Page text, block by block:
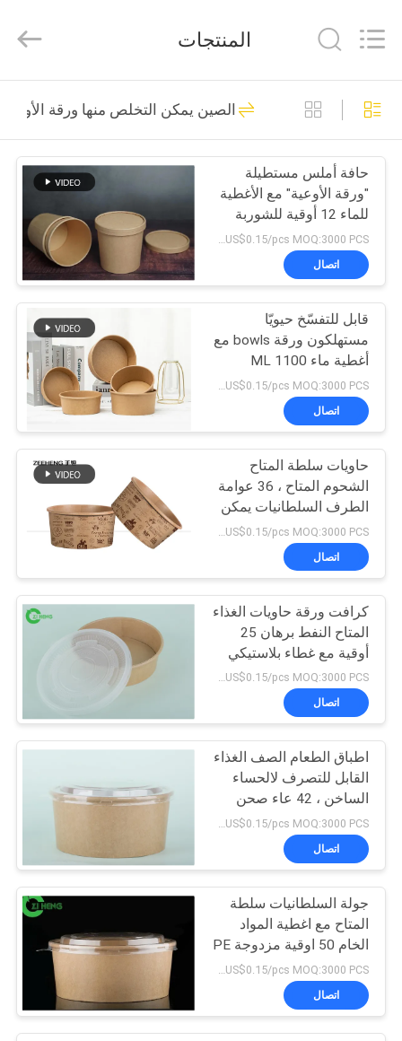
منزل،
بيت
منتجات
معلومات
جولة
في
المعمل
مراقبة
الجودة
اتصل
أخبار
اطلب
اقتباس
خريطة
الموقع
سياسة
الخصوصية
Protection
Technology
All
Reserved.
ورق الكرافت
السلطانيات
133
وعاء ورقي مستطيل
10
أكواب الصوص الورقية
50
أوعية ورقية ذات طلاء
أحمر أسود
24
ورقة الألومنيوم احباط
ورقة
13
المنتجات
الصين يمكن التخلص منها ورقة
حافة أملس مستطيلة
"ورقة الأوعية" مع الأغطية
للماء 12 أوقية للشوربة
US$0.03~US$0.15/pcs MOQ:3000 PCS
اتصال
قابل للتفسّخ حيويّا
مستهلكون ورقة bowls مع
أغطية ماء 1100 ML
لسلطة
اتصال
حاويات سلطة المتاح
الشحوم المتاح ، 36 عوامة
الطرف السلطانيات يمكن
التخلص منها
اتصال
كرافت ورقة حاويات الغذاء
المتاح النفط برهان 25
أوقية مع غطاء بلاستيكي
US$0.03~US$0.15/pcs MOQ:3000 PCS
اتصال
اطباق الطعام الصف الغذاء
القابل للتصرف لالحساء
الساخن ، 42 عاء صحن
سلطة براون مع غطاء
US$0.03~US$0.15/pcs MOQ:3000 PCS
اتصال
جولة السلطانيات سلطة
المتاح مع اغطية المواد
الخام 50 اوقية مزدوجة PE
طلاء
اتصال